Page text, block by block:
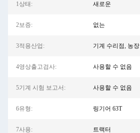
1상태: 새로운
2보증: 없는
3적용산업: 기계 수리점, 농장
4영상출고검사: 사용할 수 없음
5기계 시험 보고서: 사용할 수 없음
6유형: 링기어 63T
7사용: 트랙터